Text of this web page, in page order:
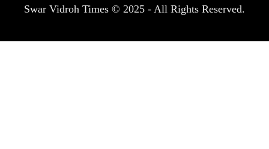
Swar Vidroh Times © 2025 - All Rights Reserved.